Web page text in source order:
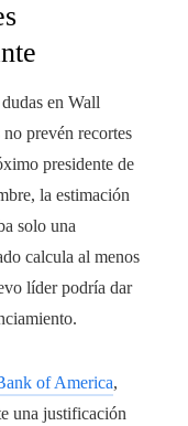
en Wall
prevén recortes
presidente de
la estimación
solo una
calcula al menos
líder podría dar
of America,
una justificación